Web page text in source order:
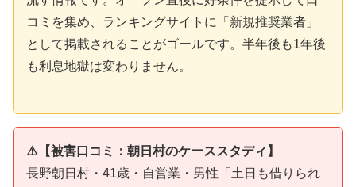
コミを集め、ランキングサイトに「新規推奨業者」
として掲載されることがゴールです。半年後も1年後
も利息地獄は変わりません。
⚠️【被害口コミ：朝日村のケーススタディ】
長野朝日村・41歳・自営業・男性「土日も借りられ